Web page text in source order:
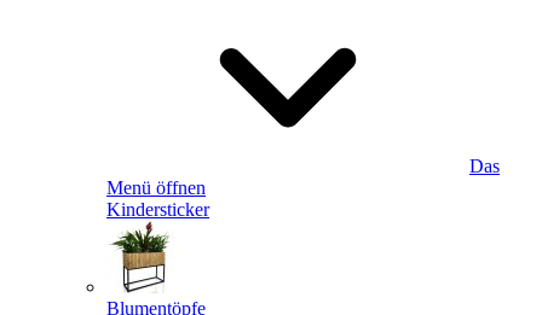
Das
Menü öffnen
Kindersticker
Blumentöpfe